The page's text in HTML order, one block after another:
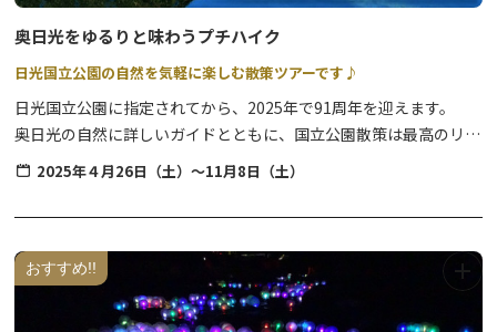
奥日光をゆるりと味わうプチハイク
日光国立公園の自然を気軽に楽しむ散策ツアーです♪
日光国立公園に指定されてから、2025年で91周年を迎えます。
奥日光の自然に詳しいガイドとともに、国立公園散策は最高のリフ
レッシュです✨
湯元温泉までたどり着ければ、そこは混雑とは無縁の別世界♪
奥日光の自然をガイドが魅力的ご案内いたします。
【湯元温泉 街めぐり】
2025年4月26日～11月28日までの〈毎週土曜日開催〉
2025年４月26日（土）～11月8日（土）
おすすめ!!